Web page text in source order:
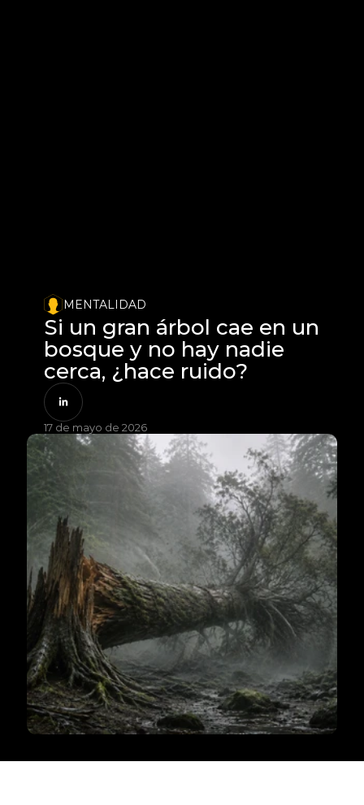
MENTALIDAD
Si un gran árbol cae en un
bosque y no hay nadie
cerca, ¿hace ruido?
17 de mayo de 2026